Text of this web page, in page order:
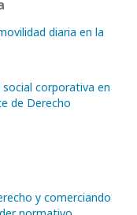
diaria en la
corporativa en
de Derecho
y comerciando